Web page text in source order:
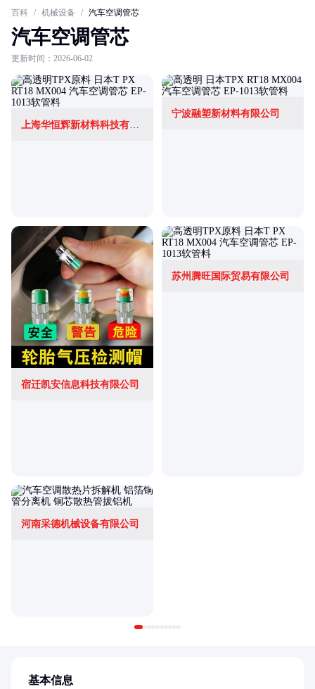
百科 / 机械设备 / 汽车空调管芯
汽车空调管芯
更新时间：2026-06-02
上海华恒辉新材料科技有限公司
宁波融塑新材料有限公司
宿迁凯安信息科技有限公司
苏州腾旺国际贸易有限公司
河南采德机械设备有限公司
基本信息